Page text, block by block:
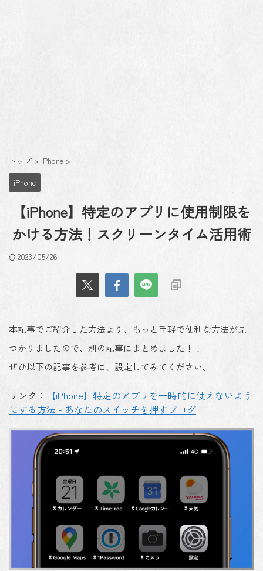
トップ > iPhone >
iPhone
【iPhone】特定のアプリに使用制限を
かける方法！スクリーンタイム活用術
2023/05/26
本記事でご紹介した方法より、もっと手軽で便利な方法が見
つかりましたので、別の記事にまとめました！！
ぜひ以下の記事を参考に、設定してみてください。
リンク：
【iPhone】特定のアプリを一時的に使えないよう
にする方法 - あなたのスイッチを押すブログ